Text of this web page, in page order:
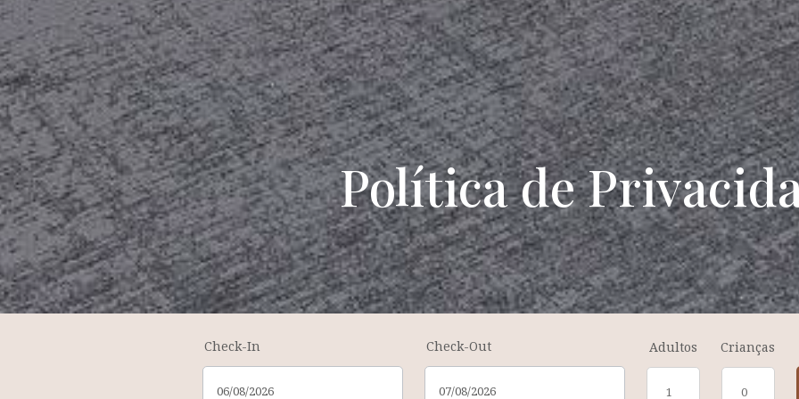
Política de
Check-In Check-Out Adultos Crianças